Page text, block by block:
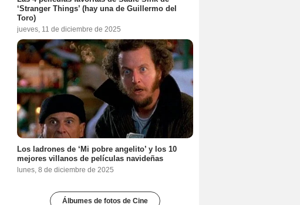
‘Stranger Things’ (hay una de Guillermo del
Toro)
jueves, 11 de diciembre de 2025
Los ladrones de ‘Mi pobre angelito’ y los 10
mejores villanos de películas navideñas
lunes, 8 de diciembre de 2025
Álbumes de fotos de Cine